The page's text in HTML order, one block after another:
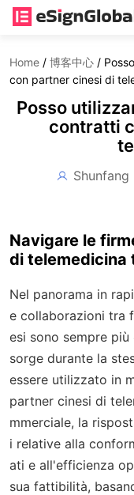
Home / 博客中心 /
con partner cinesi di
Posso
contratti
Shunfang
Navigare le
di telemedicina
Nel panorama in
e collaborazioni tra
esi sono sempre
sorge durante la
essere utilizzato in
partner cinesi di
mmerciale, la
i relative alla
ati e all'efficienza
sua fattibilità,